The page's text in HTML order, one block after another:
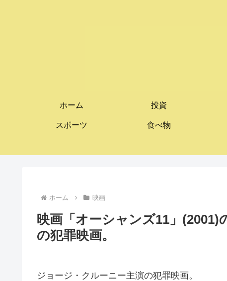
ホーム 投資
スポーツ 食べ物
ホーム 映画
映画「オーシャンズ11」
の犯罪映画。
ジョージ・クルーニー主演の犯罪映画。